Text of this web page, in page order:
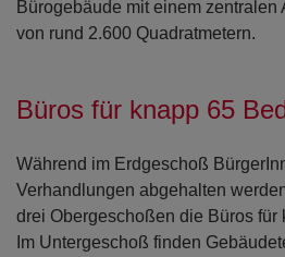
Bürogebäude mit einem zentralen
von rund 2.600 Quadratmetern.
Büros für knapp 65
Während im Erdgeschoß
Verhandlungen abgehalten
drei Obergeschoßen die Büros für
Im Untergeschoß finden